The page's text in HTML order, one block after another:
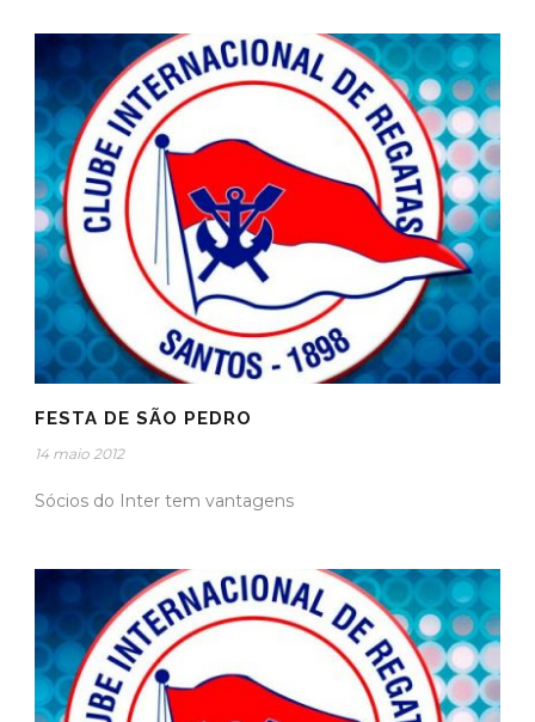
FESTA DE SÃO PEDRO
14 maio 2012
Sócios do Inter tem vantagens